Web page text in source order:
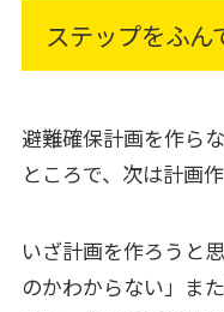
ステップをふん
避難確保計画を作ら
ところで、次は計画作
いざ計画を作ろうと
のかわからない」ま